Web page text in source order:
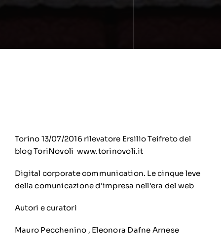
Torino 13/07/2016 rilevatore Ersilio Teifreto del
blog ToriNovoli www.torinovoli.it
Digital corporate communication. Le cinque leve
della comunicazione d'impresa nell'era del web
Autori e curatori
Mauro Pecchenino , Eleonora Dafne Arnese